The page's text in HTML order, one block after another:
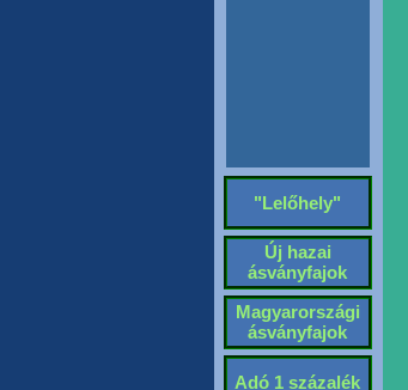
"Lelőhely"
Új hazai
ásványfajok
Magyarországi
ásványfajok
Adó 1 százalék